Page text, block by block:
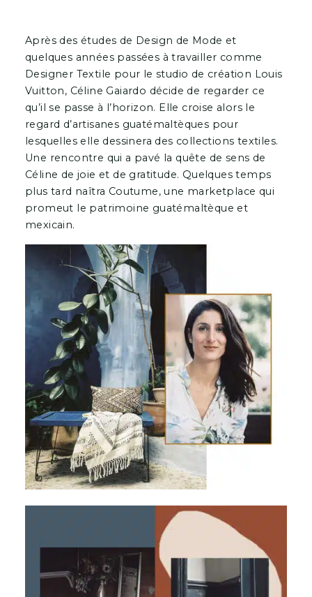
Après des études de Design de Mode et
quelques années passées à travailler comme
Designer Textile pour le studio de création Louis
Vuitton, Céline Gaiardo décide de regarder ce
qu’il se passe à l’horizon. Elle croise alors le
regard d’artisanes guatémaltèques pour
lesquelles elle dessinera des collections textiles.
Une rencontre qui a pavé la quête de sens de
Céline de joie et de gratitude. Quelques temps
plus tard naîtra Coutume, une marketplace qui
promeut le patrimoine guatémaltèque et
mexicain.